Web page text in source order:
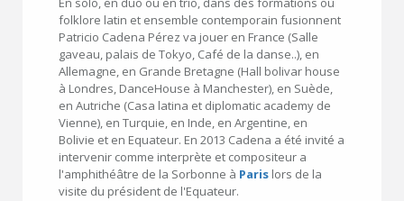
folklore latin et ensemble contemporain fusionnent
Patricio Cadena Pérez va jouer en France (Salle
gaveau, palais de Tokyo, Café de la danse..), en
Allemagne, en Grande Bretagne (Hall bolivar house
à Londres, DanceHouse à Manchester), en Suède,
en Autriche (Casa latina et diplomatic academy de
Vienne), en Turquie, en Inde, en Argentine, en
Bolivie et en Equateur. En 2013 Cadena a été invité a
intervenir comme interprète et compositeur a
l'amphithéâtre de la Sorbonne à Paris lors de la
visite du président de l'Equateur.